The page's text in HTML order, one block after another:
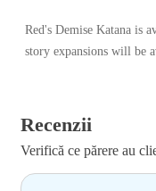
Red's Demise Katana is
story expansions will be
Recenzii
Verifică ce părere au